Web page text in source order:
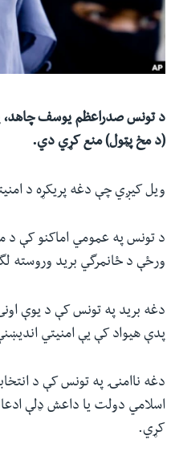
شئ
لټون
ځای
شئ
له مونږ سره په تماس کې پاتې شئ
ژبې
د تونس صدراعظم یوسف چاهد،
(د مخ پټول) منع کړي دي.
ویل کیږي چې دغه پریکړه د
د تونس په عمومي اماکنو کې د
ورځې د ځانمرگي برید وروسته
دغه برید په تونس کې د یوې
پدې هیواد کې یې امنیتي
دغه ناامنۍ په تونس کې د
اسلامي دولت یا داعش ډلې
کړي.